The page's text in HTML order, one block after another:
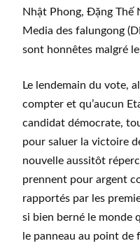
Nhật Phong, Đặng Thế
Media des falungong
sont honnêtes malgré
Le lendemain du vote,
compter et qu’aucun
candidat démocrate,
pour saluer la victoire
nouvelle aussitôt
prennent pour argent
rapportés par les
si bien berné le monde
le panneau au point